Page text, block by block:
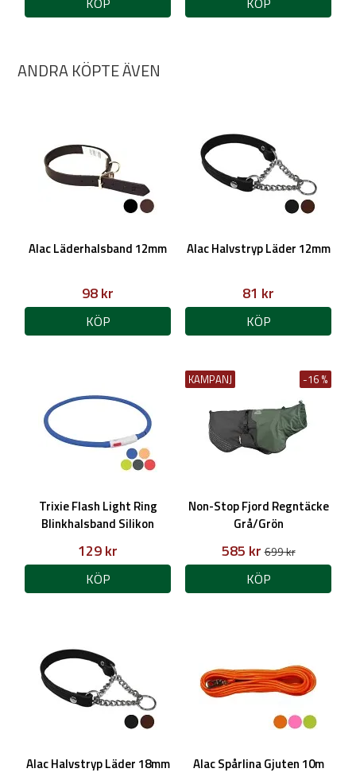
ANDRA KÖPTE ÄVEN
Alac Läderhalsband 12mm
98 kr
KÖP
Alac Halvstryp Läder 12mm
81 kr
KÖP
Trixie Flash Light Ring
Blinkhalsband Silikon
129 kr
KÖP
KAMPANJ -16 %
Non-Stop Fjord Regntäcke
Grå/Grön
585 kr699 kr
KÖP
Alac Halvstryp Läder 18mm Alac Spårlina Gjuten 10m